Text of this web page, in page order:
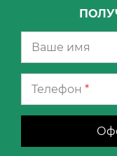
Телефон *